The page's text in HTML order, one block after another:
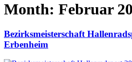
Month: Februar
Bezirksmeisterschaft
Erbenheim